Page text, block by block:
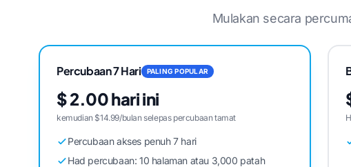
Mulakan secara
Percubaan 7 Hari PALING POPULAR
$ 2.00 hari ini
kemudian $14.99/bulan selepas percubaan tamat
Percubaan akses penuh 7 hari
Had percubaan: 10 halaman atau 3,000 patah